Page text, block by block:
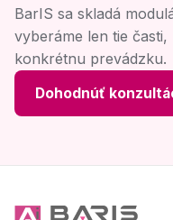
BarIS sa skladá
vyberáme len tie
konkrétnu prevádzku.
Dohodnúť